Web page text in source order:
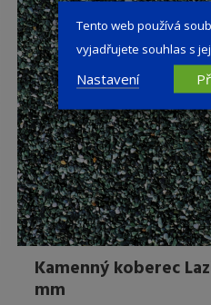
Kamenný koberec
mm
Tento web používá
vyjadřujete souhlas s
Nastavení